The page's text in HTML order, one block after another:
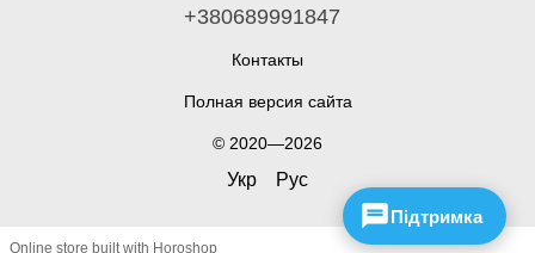
+380689991847
Контакты
Полная версия сайта
© 2020—2026
Укр Рус
Online store built with Horoshop
Підтримка